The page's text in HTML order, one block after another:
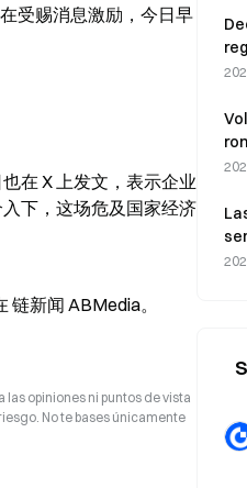
受赐消息激励，今日早
在 X 上发文，表示企业
下，这场危及国家经济
新闻 ABMedia。
opiniones ni puntos de vista
No te bases únicamente
en